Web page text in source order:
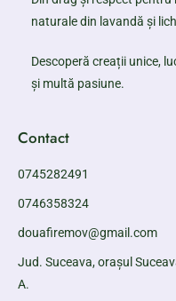
naturale din lavandă și
Descoperă creații unice,
și multă pasiune.
Contact
0745282491
0746358324
douafiremov@gmail.com
Jud. Suceava, orașul
A.